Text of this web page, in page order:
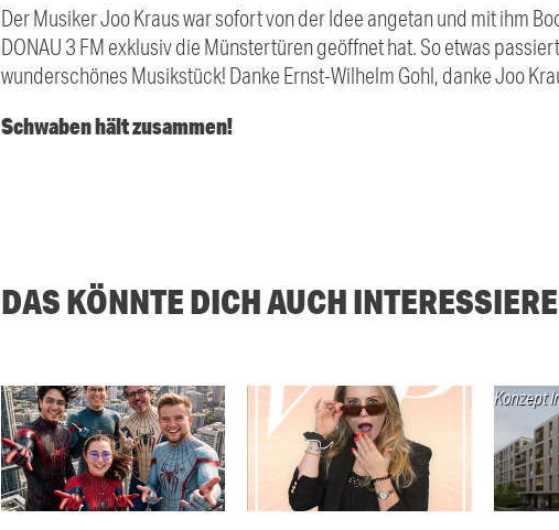
Der Musiker Joo Kraus war sofort von der Idee angetan und mit ihm
DONAU 3 FM exklusiv die Münstertüren geöffnet hat. So etwas
wunderschönes Musikstück! Danke Ernst-Wilhelm Gohl, danke Joo
Schwaben hält zusammen!
DAS KÖNNTE DICH AUCH
Konzept